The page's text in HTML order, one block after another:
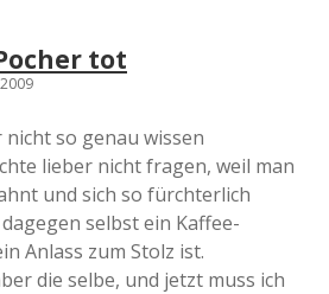
tot
so genau wissen
lieber nicht fragen, weil man
und sich so fürchterlich
selbst ein Kaffee-
Anlass zum Stolz ist.
die selbe, und jetzt muss ich